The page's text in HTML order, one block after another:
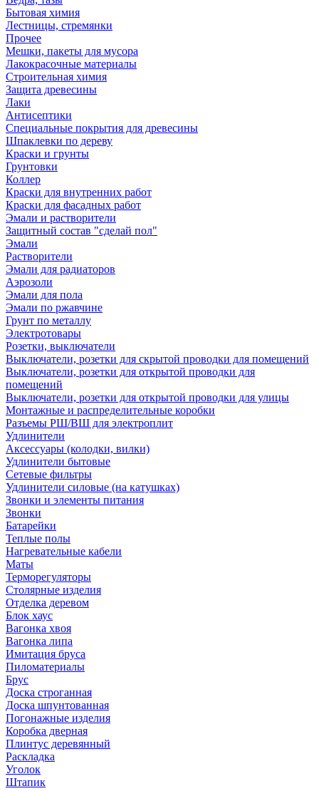
Бытовая химия
Лестницы, стремянки
Прочее
Мешки, пакеты для мусора
Лакокрасочные материалы
Строительная химия
Защита древесины
Лаки
Антисептики
Специальные покрытия для древесины
Шпаклевки по дереву
Краски и грунты
Грунтовки
Коллер
Краски для внутренних работ
Краски для фасадных работ
Эмали и растворители
Защитный состав "сделай пол"
Эмали
Растворители
Эмали для радиаторов
Аэрозоли
Эмали для пола
Эмали по ржавчине
Грунт по металлу
Электротовары
Розетки, выключатели
Выключатели, розетки для скрытой проводки для помещений
Выключатели, розетки для открытой проводки для
помещений
Выключатели, розетки для открытой проводки для улицы
Монтажные и распределительные коробки
Разъемы РШ/ВШ для электроплит
Удлинители
Аксессуары (колодки, вилки)
Удлинители бытовые
Сетевые фильтры
Удлинители силовые (на катушках)
Звонки и элементы питания
Звонки
Батарейки
Теплые полы
Нагревательные кабели
Маты
Терморегуляторы
Столярные изделия
Отделка деревом
Блок хаус
Вагонка хвоя
Вагонка липа
Имитация бруса
Пиломатериалы
Брус
Доска строганная
Доска шпунтованная
Погонажные изделия
Коробка дверная
Плинтус деревянный
Раскладка
Уголок
Штапик